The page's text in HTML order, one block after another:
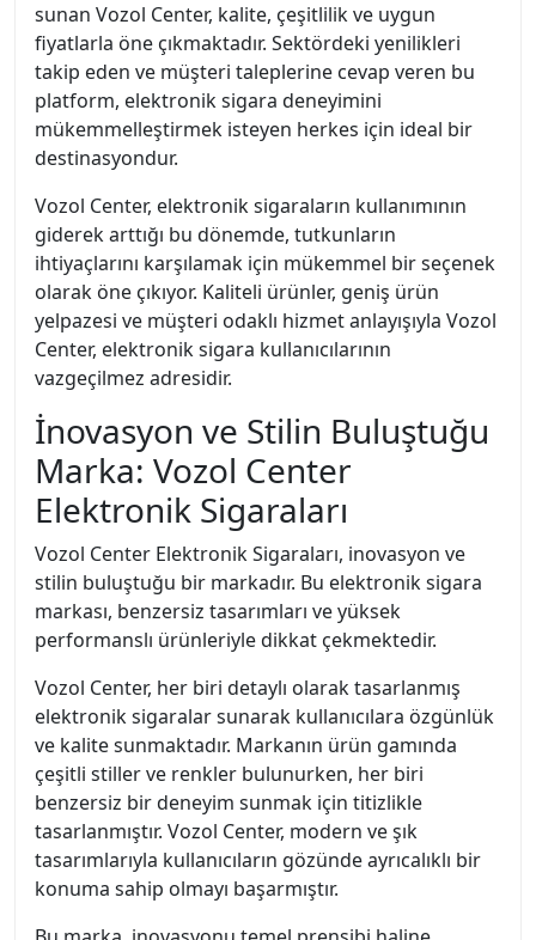
sunan Vozol Center, kalite, çeşitlilik ve uygun
fiyatlarla öne çıkmaktadır. Sektördeki yenilikleri
takip eden ve müşteri taleplerine cevap veren bu
platform, elektronik sigara deneyimini
mükemmelleştirmek isteyen herkes için ideal bir
destinasyondur.
Vozol Center, elektronik sigaraların kullanımının
giderek arttığı bu dönemde, tutkunların
ihtiyaçlarını karşılamak için mükemmel bir seçenek
olarak öne çıkıyor. Kaliteli ürünler, geniş ürün
yelpazesi ve müşteri odaklı hizmet anlayışıyla Vozol
Center, elektronik sigara kullanıcılarının
vazgeçilmez adresidir.
İnovasyon ve Stilin Buluştuğu
Marka: Vozol Center
Elektronik Sigaraları
Vozol Center Elektronik Sigaraları, inovasyon ve
stilin buluştuğu bir markadır. Bu elektronik sigara
markası, benzersiz tasarımları ve yüksek
performanslı ürünleriyle dikkat çekmektedir.
Vozol Center, her biri detaylı olarak tasarlanmış
elektronik sigaralar sunarak kullanıcılara özgünlük
ve kalite sunmaktadır. Markanın ürün gamında
çeşitli stiller ve renkler bulunurken, her biri
benzersiz bir deneyim sunmak için titizlikle
tasarlanmıştır. Vozol Center, modern ve şık
tasarımlarıyla kullanıcıların gözünde ayrıcalıklı bir
konuma sahip olmayı başarmıştır.